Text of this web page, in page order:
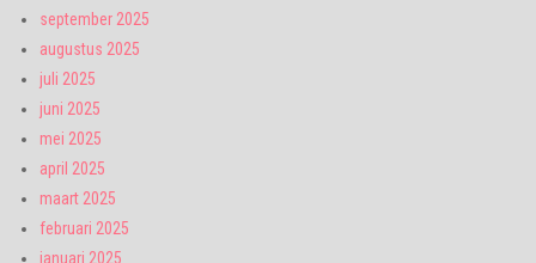
september 2025
augustus 2025
juli 2025
juni 2025
mei 2025
april 2025
maart 2025
februari 2025
januari 2025